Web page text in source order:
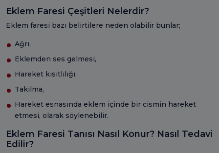
Eklem Faresi Çeşitleri Nelerdir?
Eklem faresi bazı belirtilere neden olabilir bunlar;
Ağrı,
Eklemden ses gelmesi,
Hareket kısıtlılığı,
Takılma,
Hareket esnasında eklem içinde bir cismin hareket
etmesi, olarak söylenebilir.
Eklem Faresi Tanısı Nasıl Konur? Nasıl Tedavi
Edilir?